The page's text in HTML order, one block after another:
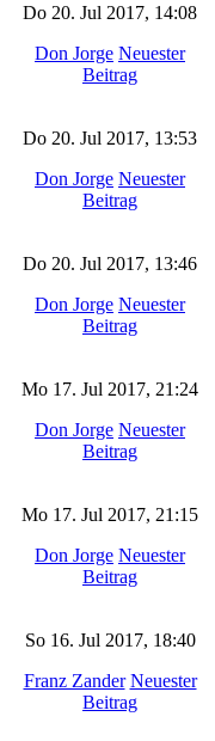
Do 20. Jul 2017, 14:08
Don Jorge Neuester
Beitrag
Do 20. Jul 2017, 13:53
Don Jorge Neuester
Beitrag
Do 20. Jul 2017, 13:46
Don Jorge Neuester
Beitrag
Mo 17. Jul 2017, 21:24
Don Jorge Neuester
Beitrag
Mo 17. Jul 2017, 21:15
Don Jorge Neuester
Beitrag
So 16. Jul 2017, 18:40
Franz Zander Neuester
Beitrag